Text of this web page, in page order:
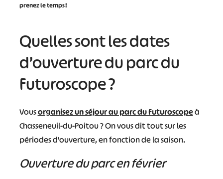
prenez le temps !
Quelles sont les dates
d’ouverture du parc du
Futuroscope ?
Vousorganisez un séjour au parc du Futuroscopeà
Chasseneuil-du-Poitou ? On vous dit tout sur les
périodes d’ouverture, en fonction de la saison.
Ouverture du parc en février